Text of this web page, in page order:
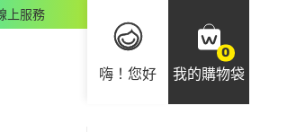
上服務
嗨！您好
0
我的購物袋